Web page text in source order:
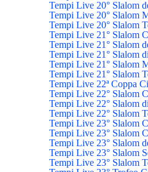
Tempi Live 20° Slalom
Tempi Live 20° Slalom
Tempi Live 20° Slalom
Tempi Live 21° Slalom
Tempi Live 21° Slalom
Tempi Live 21° Slalom
Tempi Live 21° Slalom
Tempi Live 21° Slalom
Tempi Live 22ª Coppa
Tempi Live 22° Slalom
Tempi Live 22° Slalom
Tempi Live 22° Slalom
Tempi Live 23° Slalom
Tempi Live 23° Slalom
Tempi Live 23° Slalom
Tempi Live 23° Slalom
Tempi Live 23° Slalom